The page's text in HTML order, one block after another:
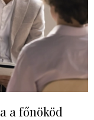
a főnököd